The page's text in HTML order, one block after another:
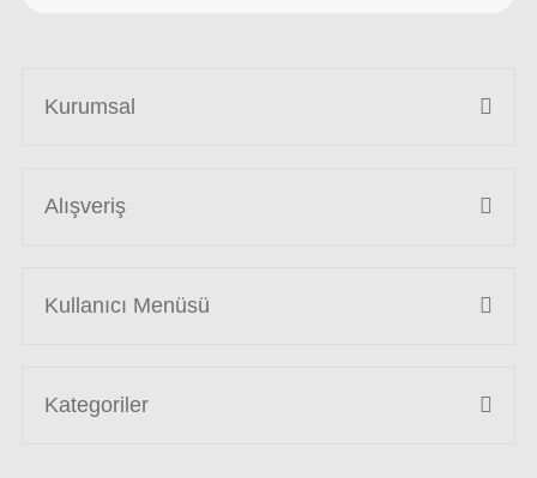
Kurumsal
Alışveriş
Kullanıcı Menüsü
Kategoriler